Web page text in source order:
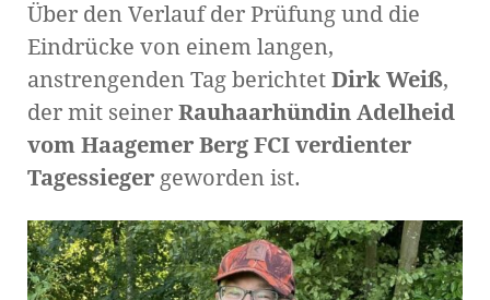
Über den Verlauf der Prüfung und die
Eindrücke von einem langen,
anstrengenden Tag berichtet Dirk Weiß,
der mit seiner Rauhaarhündin Adelheid
vom Haagemer Berg FCI verdienter
Tagessieger geworden ist.